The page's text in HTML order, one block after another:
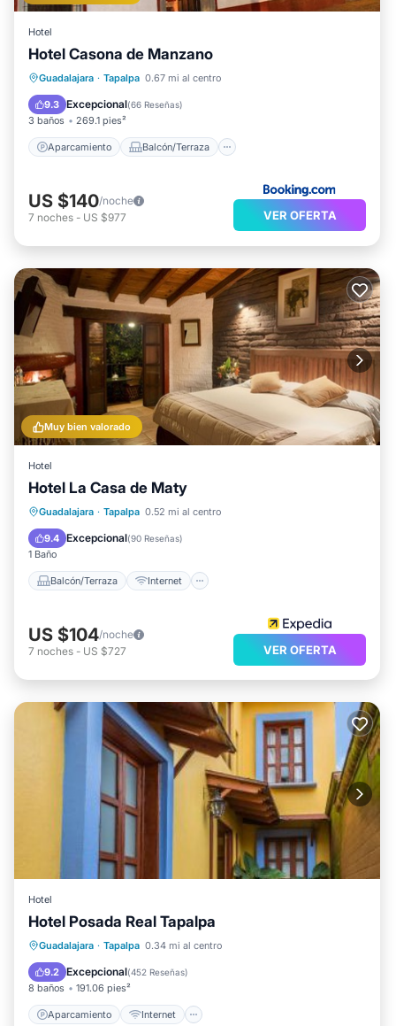
Hotel
Hotel Casona de Manzano
Guadalajara · Tapalpa 0.67 mi al centro
9.3 Excepcional(66 Reseñas)
3 baños 269.1 pies²
Aparcamiento Balcón/Terraza
Aparcamiento
Balcón/Terraza
Vistas
Internet
US $140/noche
7 noches - US $977 VER OFERTA
Muy bien valorado
Hotel
Hotel La Casa de Maty
Guadalajara · Tapalpa 0.52 mi al centro
9.4 Excepcional(90 Reseñas)
1 Baño
Balcón/Terraza Internet
Balcón/Terraza
Internet
Apto para niños
US $104/noche
7 noches - US $727 VER OFERTA
Hotel
Hotel Posada Real Tapalpa
Guadalajara · Tapalpa 0.34 mi al centro
9.2 Excepcional(452 Reseñas)
8 baños 191.06 pies²
Aparcamiento Internet
Aparcamiento
Internet
Apto para niños